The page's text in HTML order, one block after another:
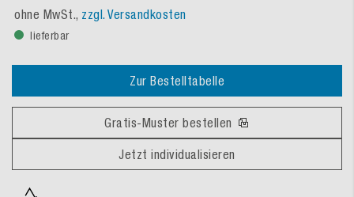
ohne MwSt., zzgl. Versandkosten
lieferbar
Zur Bestelltabelle
Gratis-Muster bestellen
Jetzt individualisieren